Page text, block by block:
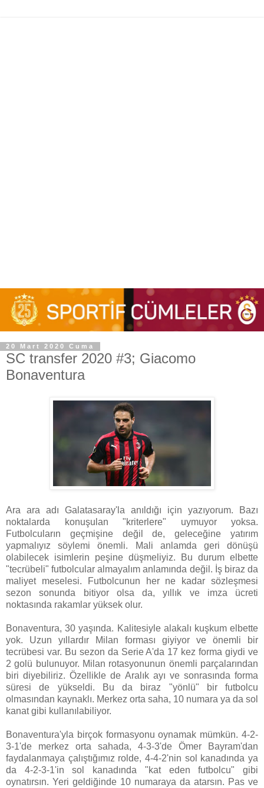
20 Mart 2020 Cuma
SC transfer 2020 #3; Giacomo
Bonaventura
Ara ara adı Galatasaray'la anıldığı için yazıyorum. Bazı
noktalarda konuşulan "kriterlere" uymuyor yoksa.
Futbolcuların geçmişine değil de, geleceğine yatırım
yapmalıyız söylemi önemli. Mali anlamda geri dönüşü
olabilecek isimlerin peşine düşmeliyiz. Bu durum elbette
"tecrübeli" futbolcular almayalım anlamında değil. İş biraz da
maliyet meselesi. Futbolcunun her ne kadar sözleşmesi
sezon sonunda bitiyor olsa da, yıllık ve imza ücreti
noktasında rakamlar yüksek olur.
Bonaventura, 30 yaşında. Kalitesiyle alakalı kuşkum elbette
yok. Uzun yıllardır Milan forması giyiyor ve önemli bir
tecrübesi var. Bu sezon da Serie A'da 17 kez forma giydi ve
2 golü bulunuyor. Milan rotasyonunun önemli parçalarından
biri diyebiliriz. Özellikle de Aralık ayı ve sonrasında forma
süresi de yükseldi. Bu da biraz "yönlü" bir futbolcu
olmasından kaynaklı. Merkez orta saha, 10 numara ya da sol
kanat gibi kullanılabiliyor.
Bonaventura'yla birçok formasyonu oynamak mümkün. 4-2-
3-1'de merkez orta sahada, 4-3-3'de Ömer Bayram'dan
faydalanmaya çalıştığımız rolde, 4-4-2'nin sol kanadında ya
da 4-2-3-1'in sol kanadında "kat eden futbolcu" gibi
oynatırsın. Yeri geldiğinde 10 numaraya da atarsın. Pas ve